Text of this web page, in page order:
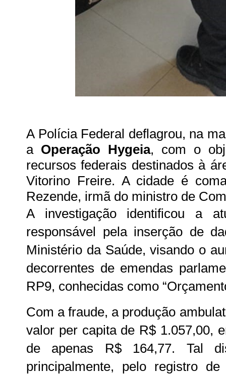
A Polícia Federal deflagrou, na
a Operação Hygeia, com o
recursos federais destinados à
Vitorino Freire. A cidade é
Rezende, irmã do ministro de
A investigação identificou a
responsável pela inserção de
Ministério da Saúde, visando o
decorrentes de emendas
RP9, conhecidas como
Com a fraude, a produção
valor per capita de R$ 1.057,00,
de apenas R$ 164,77. Tal
principalmente, pelo registro